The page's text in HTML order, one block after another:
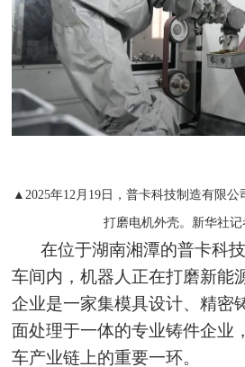
▲2025年12月19日，普卡科技制造有限
打磨电机外壳。新华社
在位于湖南湘潭的普卡科
车间内，机器人正在打磨新能
企业是一家集模具设计、精密
面处理于一体的专业铸件企业
车产业链上的重要一环。